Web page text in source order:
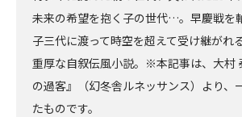
未来の希望を抱く子の世代…。早慶戦を
子三代に渡って時空を超えて受け継がれ
重厚な自叙伝風小説。※本記事は、大村
の過客』（幻冬舎ルネッサンス）より、
たものです。